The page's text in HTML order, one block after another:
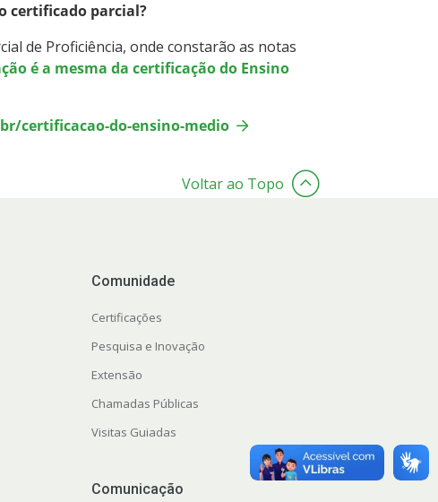
certificado parcial?
de Proficiência, onde constarão as notas
é a mesma da certificação do Ensino
certificacao-do-ensino-medio
Voltar ao Topo
Comunidade
Certificações
Pesquisa e Inovação
Extensão
Chamadas Públicas
Visitas Guiadas
Comunicação